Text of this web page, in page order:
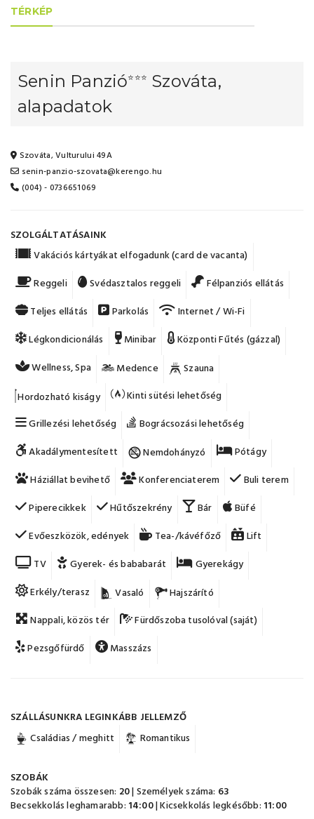
TÉRKÉP
Senin Panzió⭐⭐⭐ Szováta,
alapadatok
Szováta, Vulturului 49A
senin-panzio-szovata@kerengo.hu
(004) - 0736651069
SZOLGÁLTATÁSAINK
Vakációs kártyákat elfogadunk (card de vacanta)
Reggeli
Svédasztalos reggeli
Félpanziós ellátás
Teljes ellátás
Parkolás
Internet / Wi-Fi
Légkondicionálás
Minibar
Központi Fűtés (gázzal)
Wellness, Spa
Medence
Szauna
Hordozható kiságy
Kinti sütési lehetőség
Grillezési lehetőség
Bográcsozási lehetőség
Akadálymentesített
Nemdohányzó
Pótágy
Háziállat bevihető
Konferenciaterem
Buli terem
Piperecikkek
Hűtőszekrény Bár
Büfé
Evőeszközök, edények
Tea-/kávéfőző
Lift
TV
Gyerek- és bababarát
Gyerekágy
Erkély/terasz
Vasaló
Hajszárító
Nappali, közös tér
Fürdőszoba tusolóval (saját)
Pezsgőfürdő
Masszázs
SZÁLLÁSUNKRA LEGINKÁBB JELLEMZŐ
Családias / meghitt
Romantikus
SZOBÁK
Szobák száma összesen: 20| Személyek száma: 63
Becsekkolás leghamarabb: 14:00| Kicsekkolás legkésőbb: 11:00